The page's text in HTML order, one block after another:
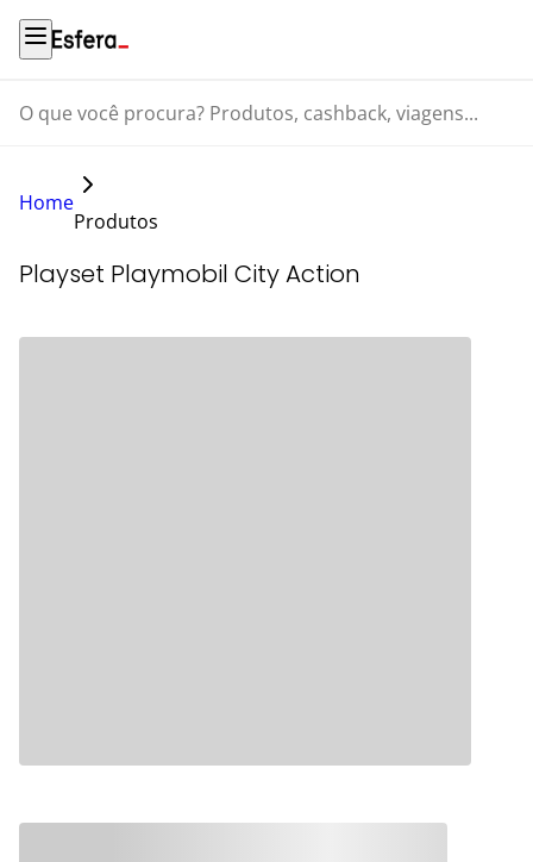
O que você procura? Produtos, cashback, viagens...
Home
Produtos
Playset Playmobil City Action